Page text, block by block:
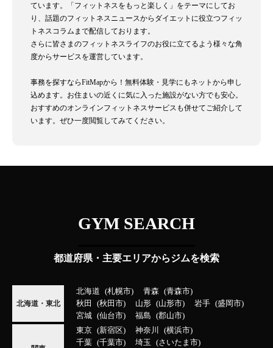
ています。「フィットネスをもっと楽しく」をテーマにしてお
り、話題のフィットネスニュースからダイエットに役立つフィッ
トネスコラムまで配信しております。
さらに皆さまのフィットネスライフのお役に立てるよう様々な角
度からサービスを運営しています。
事務を探すならFitMapから！無料体験・見学にもネットから申し
込めます。お住まいの近くに気に入った施設がない方でも安心。
おすすめのオンラインフィットネスサービスも併せてご紹介して
います。ぜひ一度閲覧してみてください。
GYM SEARCH
都道府県・主要エリアからジムを検索
北海道・東北
北海道 札幌市 青森
青森市
秋田
秋田市 山形 山形市 岩手
盛岡市
宮城
仙台市 福島 郡山市
東京 新宿区 神奈川
横浜市
千葉
千葉市 埼玉
さいたま市